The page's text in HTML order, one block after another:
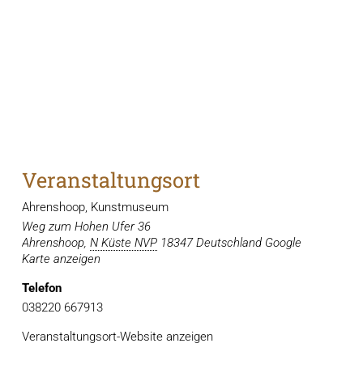
Veranstaltungsort
Ahrenshoop, Kunstmuseum
Weg zum Hohen Ufer 36
Ahrenshoop, N Küste NVP 18347 Deutschland Google
Karte anzeigen
Telefon
038220 667913
Veranstaltungsort-Website anzeigen